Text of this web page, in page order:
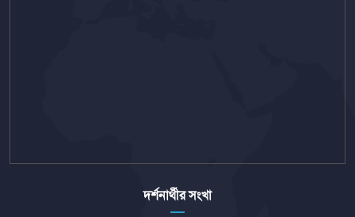
দর্শনার্থীর সংখা